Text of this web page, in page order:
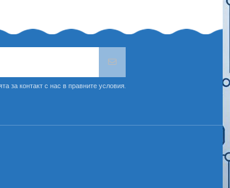
за контакт с нас в правните условия.